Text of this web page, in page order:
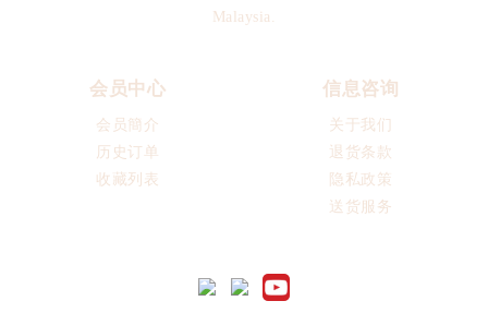
Malaysia.
会员中心
会员簡介
历史订单
收藏列表
信息咨询
关于我们
退货条款
隐私政策
送货服务